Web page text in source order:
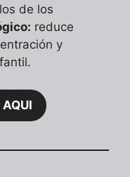
de los
reduce
y